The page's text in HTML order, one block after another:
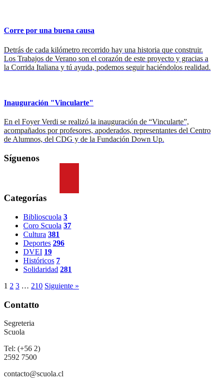
Corre por una buena causa
Detrás de cada kilómetro recorrido hay una historia que construir.
Los Trabajos de Verano son el corazón de este proyecto y gracias a
la Corrida Italiana y tú ayuda, podemos seguir haciéndolos realidad.
Inauguración "Vincularte"
En el Foyer Verdi se realizó la inauguración de “Vincularte”,
acompañados por profesores, apoderados, representantes del Centro
de Alumnos, del CDG y de la Fundación Down Up.
Síguenos
Categorías
Biblioscuola 3
Coro Scuola 37
Cultura 381
Deportes 296
DVEI 19
Históricos 7
Solidaridad 281
1 2 3 … 210 Siguiente »
Contatto
Segreteria
Scuola
Tel: (+56 2)
2592 7500
contacto@scuola.cl